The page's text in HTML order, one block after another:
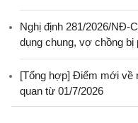
Nghị định 281/2026/NĐ-
dụng chung, vợ chồng
[Tổng hợp] Điểm mới về
quan từ 01/7/2026